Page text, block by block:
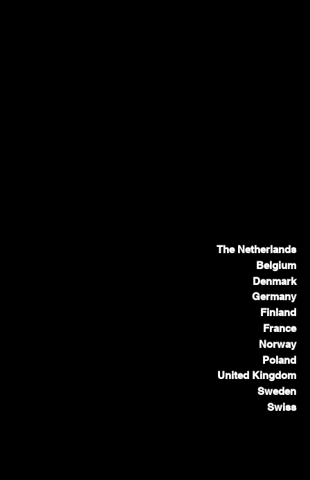
The Netherlands
Belgium
Denmark
Germany
Finland
France
Norway
Poland
United Kingdom
Sweden
Swiss